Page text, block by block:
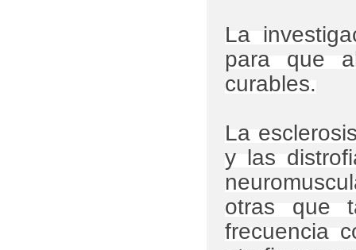
La
para que
curables.
La
y las
otras que
frecuencia